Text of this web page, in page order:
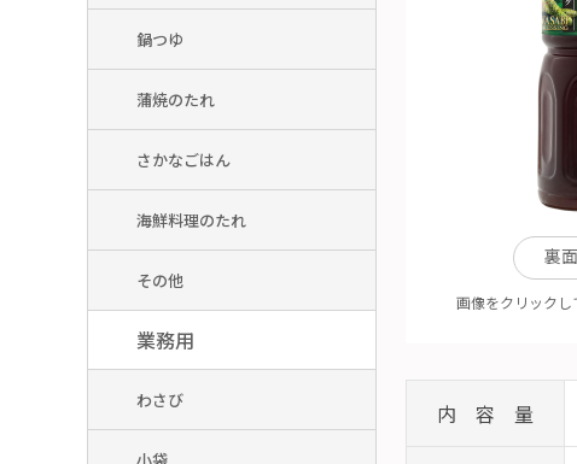
鍋つゆ
蒲焼のたれ
さかなごはん
海鮮料理のたれ
その他
業務用
わさび
裏
画像をクリック
内容量